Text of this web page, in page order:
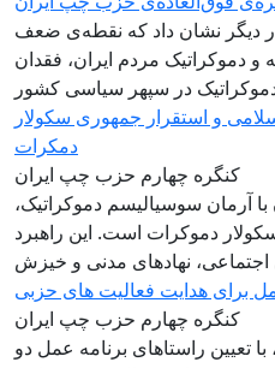
جنبش دی‌ماه ۱۴۰۴ بار دیگر نشان داد که نقطه‌ی ضعف
و دموکراتیک مردم ایران، فقدان
و استقرار جمهوری سکولار
دمکرات
کنگره چهارم حزب چپ ایران
آرمان سوسیالیسم دموکراتیک،
دموکرات است. این راهبرد
برای هدایت فعالیت های حزبی
کنگره چهارم حزب چپ ایران
تعیین راستاهای برنامه عمل دو